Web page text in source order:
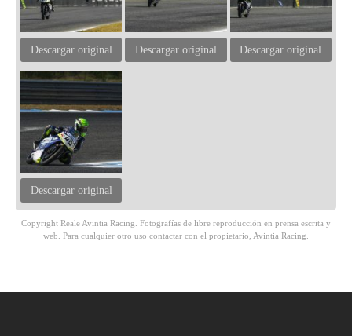
Descargar original Descargar original Descargar original
Descargar original
Copyright Reale Avintia Racing. Fotografías de libre reproducción en prensa escrita y
web. Para cualquier otro uso contactar con el propietario, Avintia Racing.